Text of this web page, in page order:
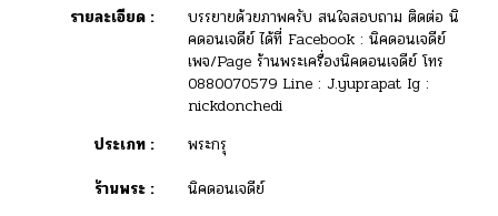
รายละเอียด :
บรรยายด้วยภาพครับ สนใจสอบถาม ติดต่อ นิ
คดอนเจดีย์ ได้ที่ Facebook : นิคดอนเจดีย์
เพจ/Page ร้านพระเครื่องนิคดอนเจดีย์ โทร
0880070579 Line : J.yuprapat Ig :
nickdonchedi
ประเภท :
พระกรุ
ร้านพระ :
นิคดอนเจดีย์